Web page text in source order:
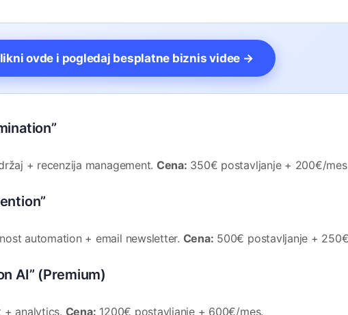
ovde i pogledaj besplatne biznis videe →
+ recenzija management. Cena: 350€ postavljanje + 200€/
automation + email newsletter. Cena: 500€ postavljanje +
AI” (Premium)
+ analytics. Cena: 1200€ postavljanje + 600€/mes.